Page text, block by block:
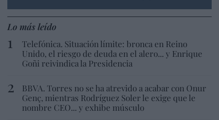
Lo más leído
Telefónica. Situación límite: bronca en Reino
Unido, el riesgo de deuda en el alero... y Enrique
Goñi reivindica la Presidencia
BBVA. Torres no se ha atrevido a acabar con Onur
Genç, mientras Rodríguez Soler le exige que le
nombre CEO... y exhibe músculo